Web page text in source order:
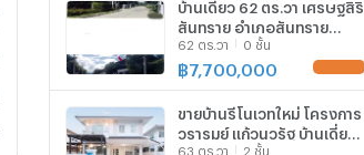
บ้านเดี่ยว 62 ตร.วา เศรษฐสิริ
สันทราย อำเภอสันทราย
จังหวัดเชียงใหม่ 5.4M
62 ตร.วา 0 ชั้น
฿7,700,000
ขายบ้านรีโนเวทใหม่ โครงการ
วรารมย์ แก้วนวรัฐ บ้านเดี่ยว
ในโครงการคุณภาพ ใกล้เซ็น
63 ตร.วา 2 ชั้น